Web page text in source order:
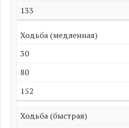
133
Ходьба (медленная)
30
80
152
Ходьба (быстрая)